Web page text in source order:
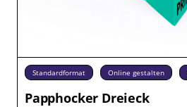
Standardformat Online gestalten
Papphocker Dreieck